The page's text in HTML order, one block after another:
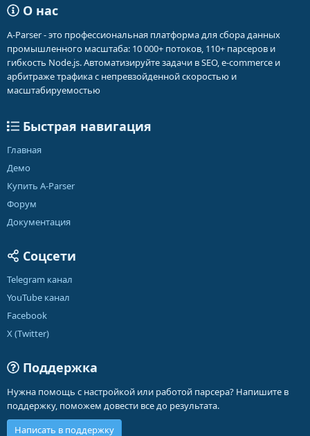
О нас
A-Parser - это профессиональная платформа для сбора данных
промышленного масштаба: 10 000+ потоков, 110+ парсеров и
гибкость Node.js. Автоматизируйте задачи в SEO, e-commerce и
арбитраже трафика с непревзойденной скоростью и
масштабируемостью
Быстрая навигация
Главная
Демо
Купить A-Parser
Форум
Документация
Соцсети
Telegram канал
YouTube канал
Facebook
X (Twitter)
Поддержка
Нужна помощь с настройкой или работой парсера? Напишите в
поддержку, поможем довести все до результата.
Написать в поддержку